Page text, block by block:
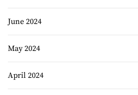
June 2024
May 2024
April 2024